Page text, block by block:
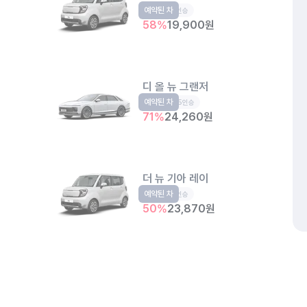
경형 5인승
58%19,900원
예약된 차
디 올 뉴 그랜저
준대형 5인승
71%24,260원
예약된 차
더 뉴 기아 레이
경형 5인승
50%23,870원
예약된 차